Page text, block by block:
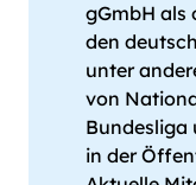
gGmbH als
den
unter
von
Bundesliga
in der